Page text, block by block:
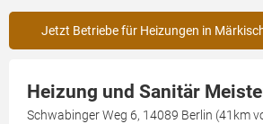
Jetzt Betriebe für Heizungen in
Heizung und Sanitär
Schwabinger Weg 6, 14089 Berlin (41km